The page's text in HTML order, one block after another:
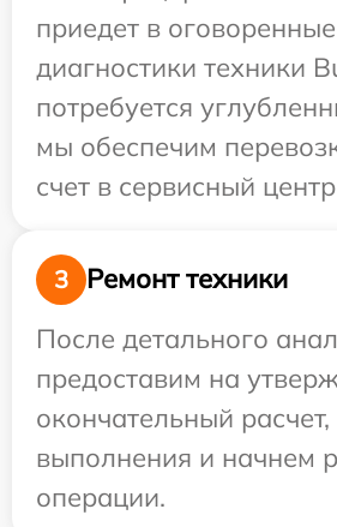
приедет в
диагностики техники
потребуется
мы обеспечим
счет в сервисный
3
Ремонт техники
После детального
предоставим на
окончательный
выполнения и начнем
операции.